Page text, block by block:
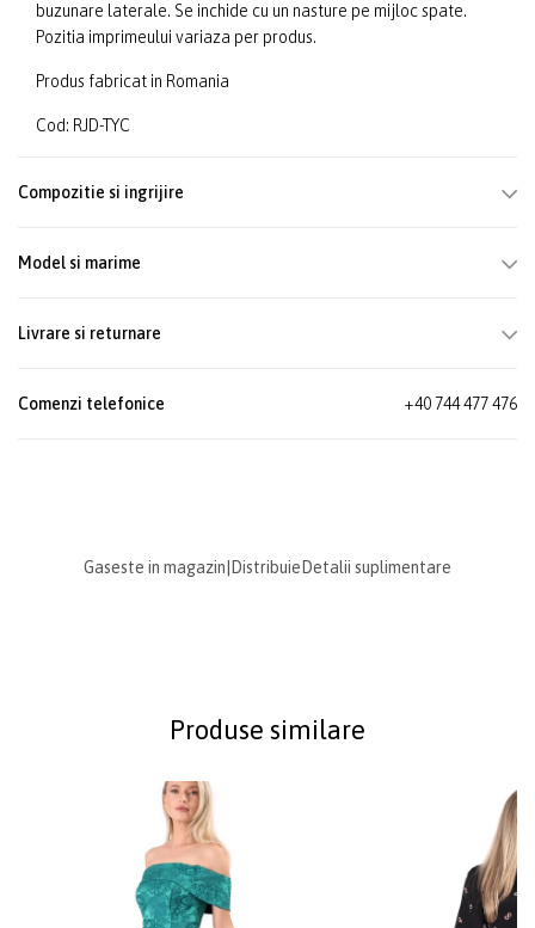
buzunare laterale. Se inchide cu un nasture pe mijloc spate.
Pozitia imprimeului variaza per produs.
Produs fabricat in Romania
Cod: RJD-TYC
Compozitie si ingrijire
Model si marime
Livrare si returnare
Comenzi telefonice +40 744 477 476
Gaseste in magazin Distribuie Detalii suplimentare
Produse similare